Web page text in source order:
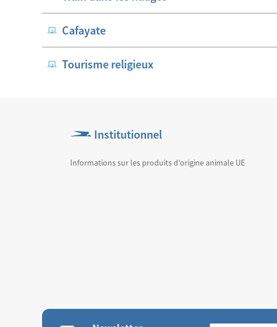
Cafayate
Tourisme religieux
Institutionnel
Informations sur les produits d'origine animale UE